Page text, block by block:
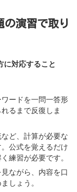
の演習で取り
に対応すること
ードを一問一答形
るまで反復しま
ど、計算が必要な
公式を覚えるだけ
練習が必要です。
ながら、内容を口
しょう。